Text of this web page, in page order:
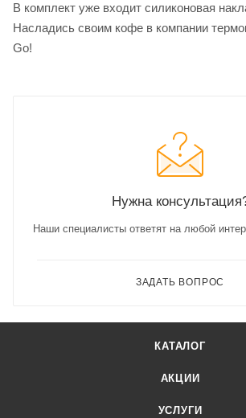
В комплект уже входит силиконовая
Насладись своим кофе в компании
Go!
Нужна
Наши специалисты ответят на любой
ЗАДАТЬ ВОПРОС
КАТАЛОГ
АКЦИИ
УСЛУГИ